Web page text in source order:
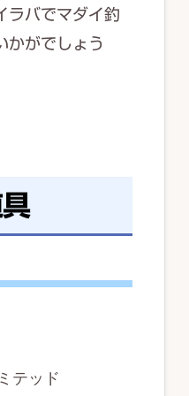
ラバでマダイ釣
かがでしょう
テッド